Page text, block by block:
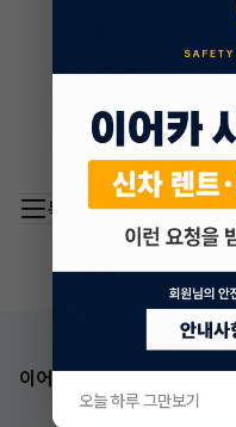
목록 이동
이어카 앱 다운로드
오늘 하루 그만보기